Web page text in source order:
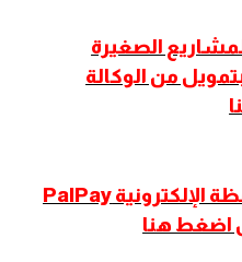
الصغيرة
من الوكالة
11. رابط تحميل تطبيق المحفظة الإلكترونية PalPay